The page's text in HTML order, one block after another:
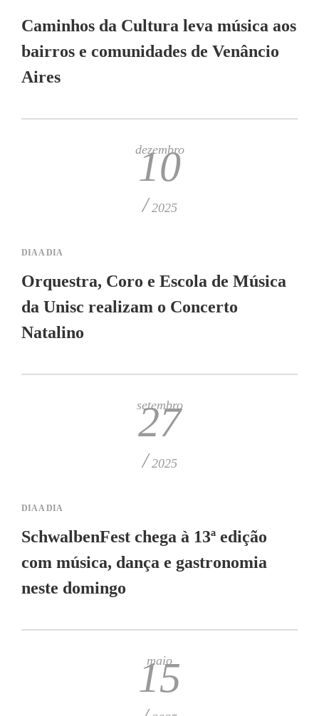
Caminhos da Cultura leva música aos
bairros e comunidades de Venâncio
Aires
dezembro
10
/ 2025
DIA A DIA
Orquestra, Coro e Escola de Música
da Unisc realizam o Concerto
Natalino
setembro
27
/ 2025
DIA A DIA
SchwalbenFest chega à 13ª edição
com música, dança e gastronomia
neste domingo
maio
15